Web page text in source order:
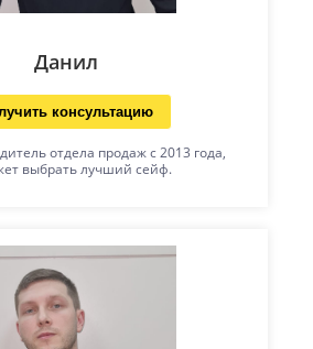
Данил
консультацию
отдела продаж с 2013 года,
выбрать лучший сейф.